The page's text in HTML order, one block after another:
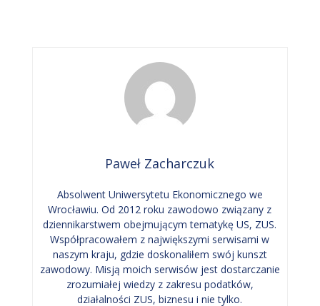
Paweł Zacharczuk
Absolwent Uniwersytetu Ekonomicznego we
Wrocławiu. Od 2012 roku zawodowo związany z
dziennikarstwem obejmującym tematykę US, ZUS.
Współpracowałem z największymi serwisami w
naszym kraju, gdzie doskonaliłem swój kunszt
zawodowy. Misją moich serwisów jest dostarczanie
zrozumiałej wiedzy z zakresu podatków,
działalności ZUS, biznesu i nie tylko.